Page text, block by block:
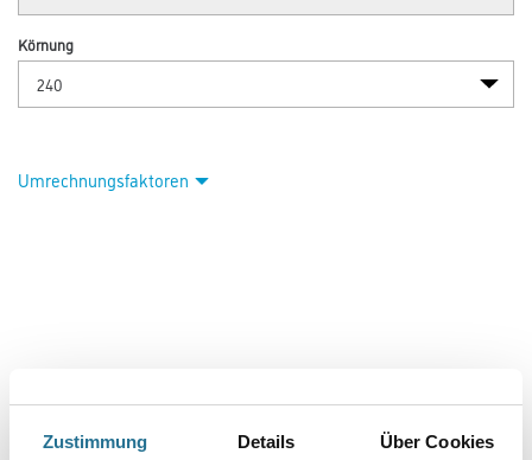
Zustimmung Details Über Cookies
Körnung
Umrechnungsfaktoren
PRODUKTEIGENSCHAFTEN